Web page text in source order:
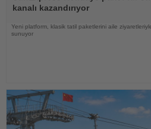
kanalı kazandırıyor
Yeni platform, klasik tatil paketlerini aile
sunuyor